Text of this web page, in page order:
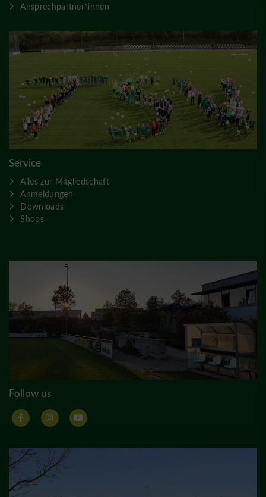
Ansprechpartner*innen
Service
Alles zur Mitgliedschaft
Anmeldungen
Downloads
Shops
Follow us